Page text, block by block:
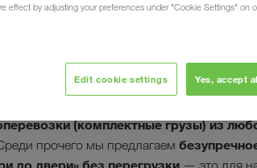
и разгрузим Ваши товары в
компания LKW WALTER ,
(комплектные грузы) из
прочего мы предлагаем
до двери» без перегрузки
effect by adjusting your preferences under "Cookie Settings" on
Edit cookie settings Yes, accept